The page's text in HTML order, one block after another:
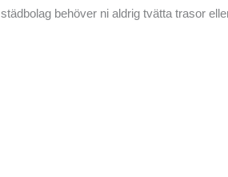
städbolag behöver ni aldrig tvätta trasor